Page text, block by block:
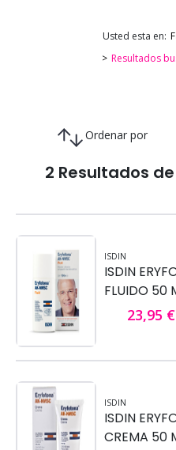
Usted esta en:
Resultados
Ordenar por
2 Resultados
ISDIN
ISDIN
FLUIDO 50
23,95 €
ISDIN
ISDIN
CREMA 50